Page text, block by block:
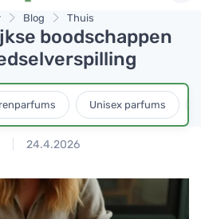
Blog Thuis
boodschappen
Unisex parfums
24.4.2026